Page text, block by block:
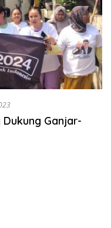
Ganjar-